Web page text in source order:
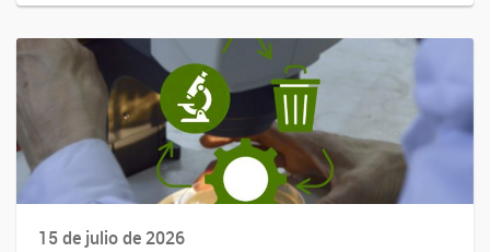
15 de julio de 2026